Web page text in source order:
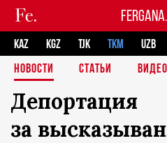
KAZ KGZ TJK TKM UZB
НОВОСТИ
СТАТЬИ ВИДЕО
Депортация
за